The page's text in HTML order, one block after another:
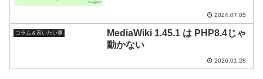
2024.07.05
コラム＆言いたい事
MediaWiki 1.45.1 は PHP8.4じゃ
動かない
2026.01.28